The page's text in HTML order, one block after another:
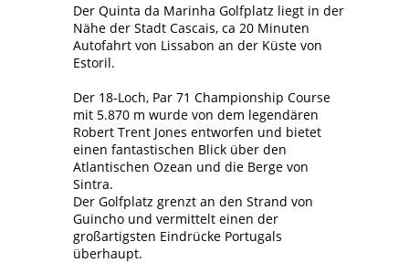
Der Quinta da Marinha Golfplatz liegt in der
Nähe der Stadt Cascais, ca 20 Minuten
Autofahrt von Lissabon an der Küste von
Estoril.
Der 18-Loch, Par 71 Championship Course
mit 5.870 m wurde von dem legendären
Robert Trent Jones entworfen und bietet
einen fantastischen Blick über den
Atlantischen Ozean und die Berge von
Sintra.
Der Golfplatz grenzt an den Strand von
Guincho und vermittelt einen der
großartigsten Eindrücke Portugals
überhaupt.